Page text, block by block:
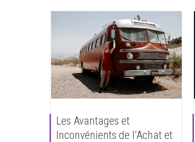
Les Avantages et
Inconvénients de l’Achat et